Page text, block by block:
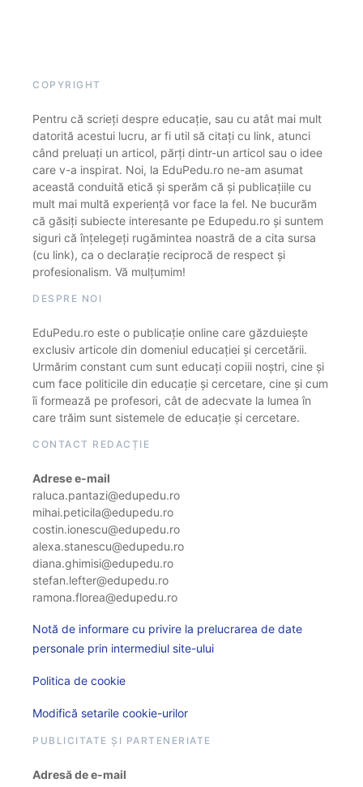
COPYRIGHT
Pentru că scrieți despre educație, sau cu atât mai mult
datorită acestui lucru, ar fi util să citați cu link, atunci
când preluați un articol, părți dintr-un articol sau o idee
care v-a inspirat. Noi, la EduPedu.ro ne-am asumat
această conduită etică și sperăm că și publicațiile cu
mult mai multă experiență vor face la fel. Ne bucurăm
că găsiți subiecte interesante pe Edupedu.ro și suntem
siguri că înțelegeți rugămintea noastră de a cita sursa
(cu link), ca o declarație reciprocă de respect și
profesionalism. Vă mulțumim!
DESPRE NOI
EduPedu.ro este o publicație online care găzduiește
exclusiv articole din domeniul educației și cercetării.
Urmărim constant cum sunt educați copiii noștri, cine și
cum face politicile din educație și cercetare, cine și cum
îi formează pe profesori, cât de adecvate la lumea în
care trăim sunt sistemele de educație și cercetare.
CONTACT REDACȚIE
Adrese e-mail
raluca.pantazi@edupedu.ro
mihai.peticila@edupedu.ro
costin.ionescu@edupedu.ro
alexa.stanescu@edupedu.ro
diana.ghimisi@edupedu.ro
stefan.lefter@edupedu.ro
ramona.florea@edupedu.ro
Notă de informare cu privire la prelucrarea de date
personale prin intermediul site-ului
Politica de cookie
Modifică setarile cookie-urilor
PUBLICITATE ȘI PARTENERIATE
Adresă de e-mail